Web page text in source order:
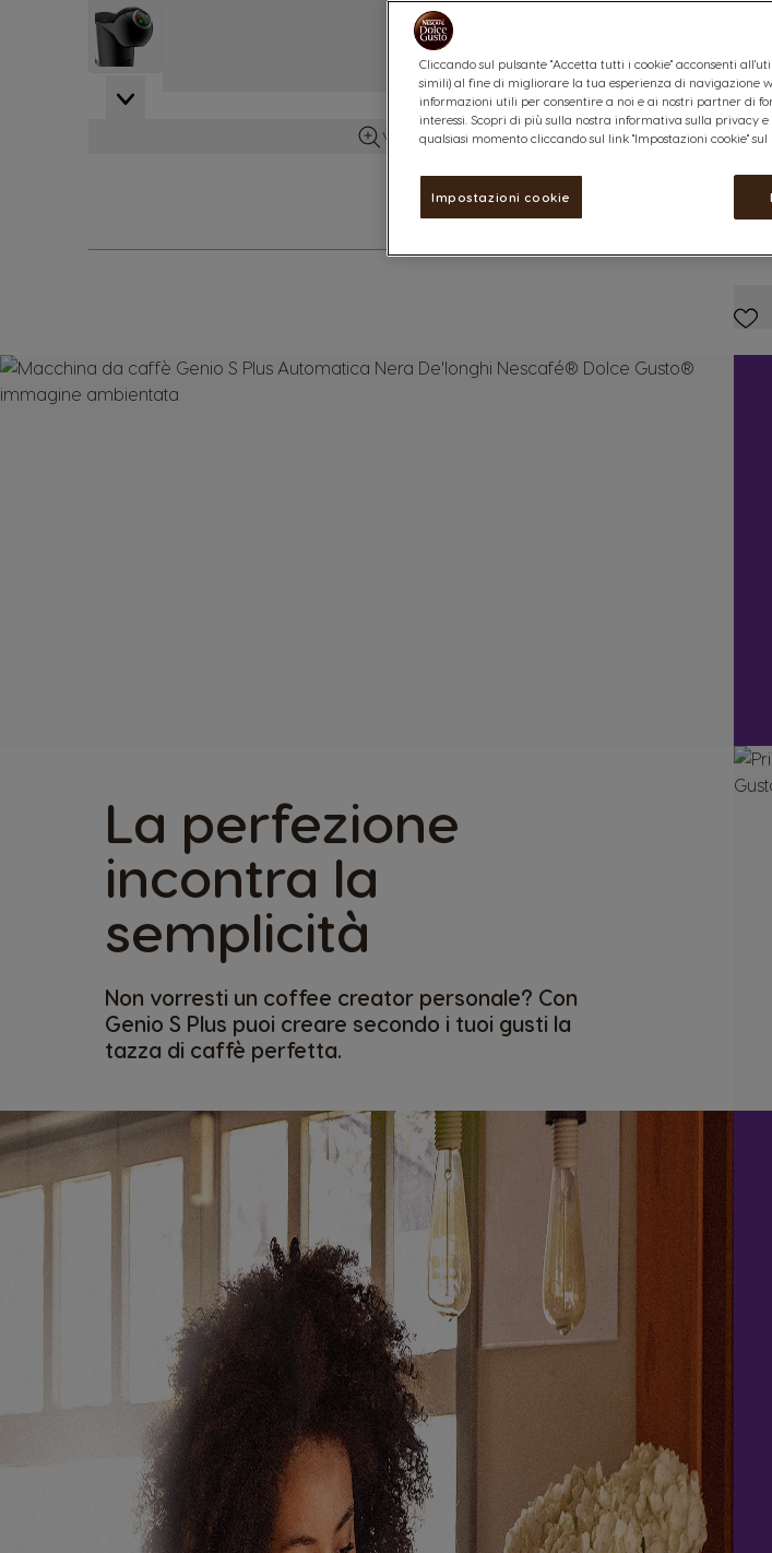
View larger image
View larger image
Vedi maggiori dettagli
La perfezione
incontra la
semplicità
Non vorresti un coffee creator personale? Con
Genio S Plus puoi creare secondo i tuoi gusti la
tazza di caffè perfetta.
Cliccando sul pulsante "Accetta tutti i cookie" acconsenti
simili) al fine di migliorare la tua esperienza di navigazione
informazioni utili per consentire a noi e ai nostri partner di
interessi. Scopri di più sulla nostra informativa sulla privacy
qualsiasi momento cliccando sul link "Impostazioni cookie" sul
Impostazioni cookie